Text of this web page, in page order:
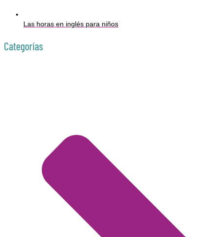
Las horas en inglés para niños
Categorías